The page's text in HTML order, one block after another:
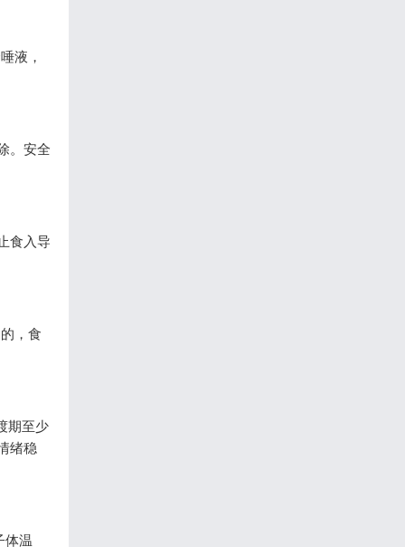
液，
。安全
食入导
，食
期至少
绪稳
体温